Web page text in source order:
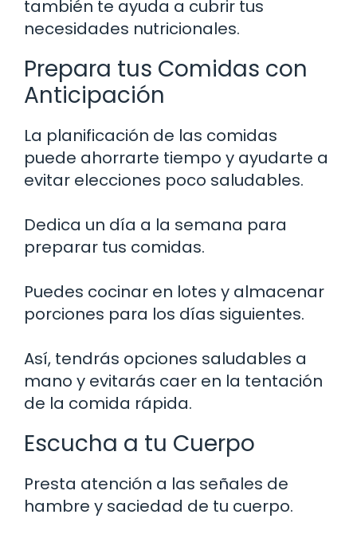
también te ayuda a cubrir tus
necesidades nutricionales.
Prepara tus Comidas con
Anticipación
La planificación de las comidas
puede ahorrarte tiempo y ayudarte a
evitar elecciones poco saludables.
Dedica un día a la semana para
preparar tus comidas.
Puedes cocinar en lotes y almacenar
porciones para los días siguientes.
Así, tendrás opciones saludables a
mano y evitarás caer en la tentación
de la comida rápida.
Escucha a tu Cuerpo
Presta atención a las señales de
hambre y saciedad de tu cuerpo.